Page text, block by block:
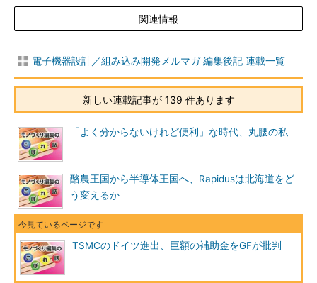
関連情報
電子機器設計／組み込み開発メルマガ 編集後記 連載一覧
新しい連載記事が 139 件あります
「よく分からないけれど便利」な時代、丸腰の私
酪農王国から半導体王国へ、Rapidusは北海道をど
う変えるか
TSMCのドイツ進出、巨額の補助金をGFが批判